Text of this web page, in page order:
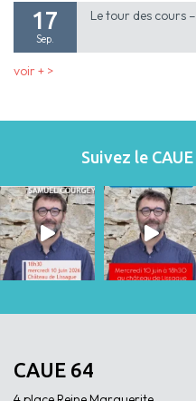
17
Sep.
Le tour des cours
voir + >
Suivez le
CAUE 64